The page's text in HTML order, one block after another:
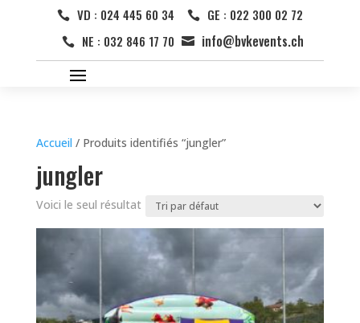
 VD : 024 445 60 34  GE : 022 300 02 72
 NE : 032 846 17 70  info@bvkevents.ch
Accueil / Produits identifiés “jungler”
jungler
Voici le seul résultat